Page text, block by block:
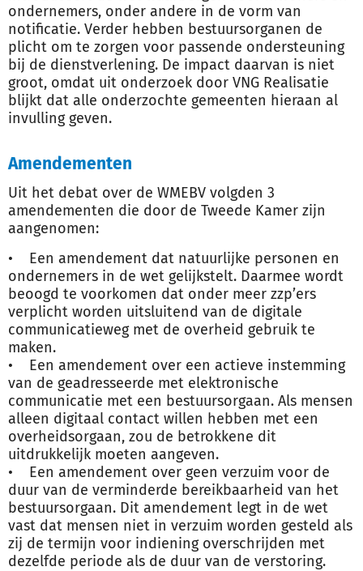
ondernemers, onder andere in de vorm van
notificatie. Verder hebben bestuursorganen de
plicht om te zorgen voor passende ondersteuning
bij de dienstverlening. De impact daarvan is niet
groot, omdat uit onderzoek door VNG Realisatie
blijkt dat alle onderzochte gemeenten hieraan al
invulling geven.
Amendementen
Uit het debat over de WMEBV volgden 3
amendementen die door de Tweede Kamer zijn
aangenomen:
• Een amendement dat natuurlijke personen en
ondernemers in de wet gelijkstelt. Daarmee wordt
beoogd te voorkomen dat onder meer zzp’ers
verplicht worden uitsluitend van de digitale
communicatieweg met de overheid gebruik te
maken.
• Een amendement over een actieve instemming
van de geadresseerde met elektronische
communicatie met een bestuursorgaan. Als mensen
alleen digitaal contact willen hebben met een
overheidsorgaan, zou de betrokkene dit
uitdrukkelijk moeten aangeven.
• Een amendement over geen verzuim voor de
duur van de verminderde bereikbaarheid van het
bestuursorgaan. Dit amendement legt in de wet
vast dat mensen niet in verzuim worden gesteld als
zij de termijn voor indiening overschrijden met
dezelfde periode als de duur van de verstoring.